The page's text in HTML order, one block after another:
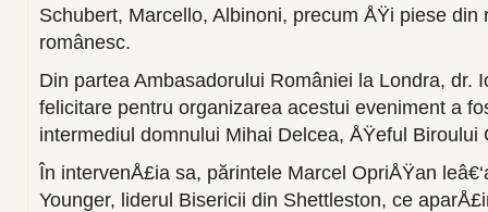
Schubert, Marcello, Albinoni, precum ÅŸi piese din
românesc.
Din partea Ambasadorului României la Londra, dr.
felicitare pentru organizarea acestui eveniment a
intermediul domnului Mihai Delcea, ÅŸeful Biroului
În intervenÅ£ia sa, părintele Marcel OpriÅŸan
Younger, liderul Bisericii din Shettleston, ce